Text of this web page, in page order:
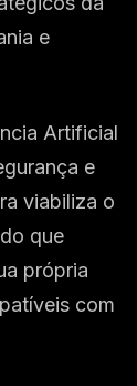
e
Artificial
e
viabiliza o
que
própria
com